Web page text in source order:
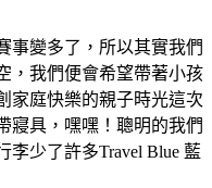
事變多了，所以其實我們
，我們便會希望帶著小孩
家庭快樂的親子時光這次
寢具，嘿嘿！聰明的我們
少了許多Travel Blue 藍